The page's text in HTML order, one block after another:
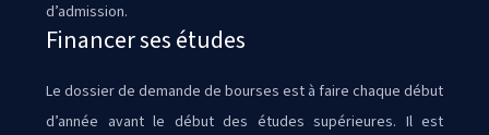
d’admission.
Financer ses études
Le dossier de demande de bourses est à faire chaque début
d’année avant le début des études supérieures. Il est